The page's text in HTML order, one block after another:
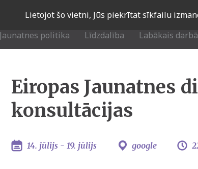
Lietojot šo vietni, Jūs piekrītat sīkfailu
Jaunatnes politika Līdzdalība Labākais
Eiropas Jaunatnes
konsultācijas
google
14. jūlijs - 19. jūlijs